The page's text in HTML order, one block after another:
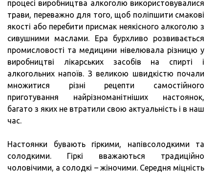
процесі виробництва алкоголю використовувалися
трави, переважно для того, щоб поліпшити смакові
якості або перебити присмак неякісного алкоголю з
сивушними маслами. Ера бурхливо розвивається
промисловості та медицини нівелювала різницю у
виробництві лікарських засобів на спирті і
алкогольних напоїв. З великою швидкістю почали
множитися різні рецепти самостійного
приготування найрізноманітніших настоянок,
багато з яких не втратили свою актуальність і в наш
час.
Настоянки бувають гіркими, напівсолодкими та
солодкими. Гіркі вважаються традиційно
чоловічими, а солодкі – жіночими. Середня міцність